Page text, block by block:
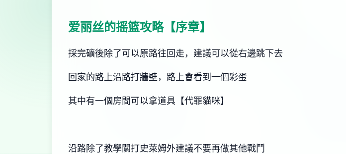
爱丽丝的摇篮攻略【序章】
採完礦後除了可以原路往回走，建議可以從右邊跳下去
回家的路上沿路打牆壁，路上會看到一個彩蛋
其中有一個房間可以拿道具【代罪貓咪】
沿路除了教學關打史萊姆外建議不要再做其他戰鬥